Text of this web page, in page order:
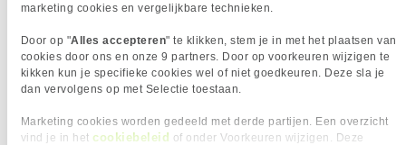
marketing cookies en vergelijkbare technieken.
Door op "Alles accepteren" te klikken, stem je in met het plaatsen van
cookies door ons en onze 9 partners. Door op voorkeuren wijzigen te
kikken kun je specifieke cookies wel of niet goedkeuren. Deze sla je
dan vervolgens op met Selectie toestaan.
Marketing cookies worden gedeeld met derde partijen. Een overzicht
vind je in het cookiebeleid of onder Voorkeuren wijzigen. Deze
MSI MAG 242C 24" Full-HD 180Hz
Curved VA Gaming Monitor
2 119,-